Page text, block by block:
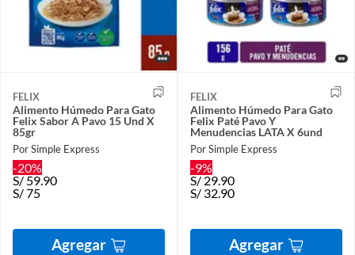
FELIX
Alimento Húmedo Para Gato
Felix Sabor A Pavo 15 Und X
85gr
Por Simple Express
-20%
S/59.90
S/75
Agregar
FELIX
Alimento Húmedo Para Gato
Felix Paté Pavo Y
Menudencias LATA X 6und
Por Simple Express
-9%
S/29.90
S/ 32.90
Agregar